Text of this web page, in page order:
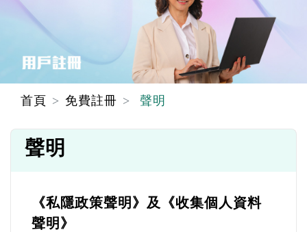
首頁 免費註冊 聲明
聲明
《私隱政策聲明》及《收集個人資料
聲明》